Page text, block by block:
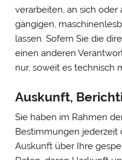
verarbeiten, an sich
gängigen,
lassen. Sofern Sie die
einen anderen
nur, soweit es technisch
Auskunft,
Sie haben im Rahmen
Bestimmungen
Auskunft über Ihre